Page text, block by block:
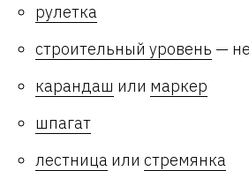
рулетка
строительный уровень —
карандаш или маркер
шпагат
лестница или стремянка